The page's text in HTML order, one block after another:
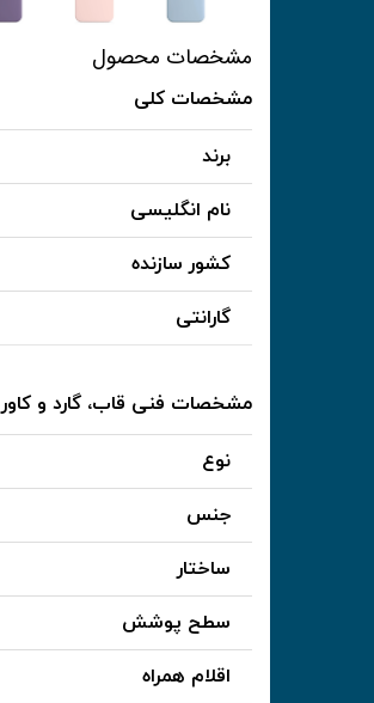
مشخصات محصول
مشخصات کلی
برند
نام انگلیسی
کشور سازنده
گارانتی
مشخصات فنی قاب، گارد و کاور
نوع
جنس
ساختار
سطح پوشش
اقلام همراه